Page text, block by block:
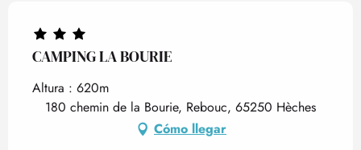
CAMPING LA BOURIE
Altura : 620m
180 chemin de la Bourie, Rebouc, 65250 Hèches
Cómo llegar